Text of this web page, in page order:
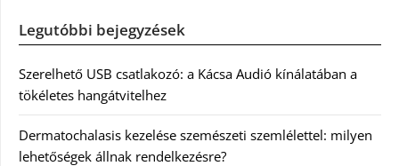
Legutóbbi bejegyzések
Szerelhető USB csatlakozó: a Kácsa Audió kínálatában a
tökéletes hangátvitelhez
Dermatochalasis kezelése szemészeti szemlélettel: milyen
lehetőségek állnak rendelkezésre?